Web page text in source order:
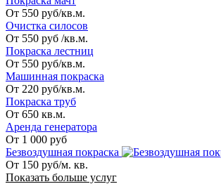
От 550 руб/кв.м.
Очистка силосов
От 550 руб /кв.м.
Покраска лестниц
От 550 руб/кв.м.
Машинная покраска
От 220 руб/кв.м.
Покраска труб
От 650 кв.м.
Аренда генератора
От 1 000 руб
Безвоздушная покраска
От 150 руб/м. кв.
Показать больше услуг